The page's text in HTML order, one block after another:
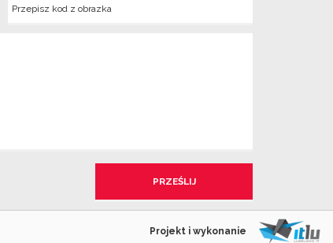
Projekt i wykonanie